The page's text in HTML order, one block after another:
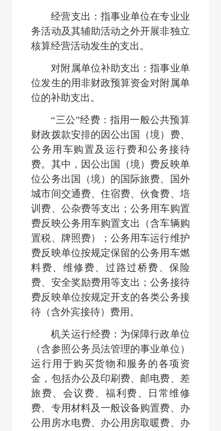
经营支出：指事业单位在专业业
务活动及其辅助活动之外开展非独立
核算经营活动发生的支出。
对附属单位补助支出：指事业单
位发生的用非财政预算资金对附属单
位的补助支出。
“三公”经费：指用一般公共预算
财政拨款安排的因公出国（境）费、
公务用车购置及运行费和公务接待
费。其中，因公出国（境）费反映单
位公务出国（境）的国际旅费、国外
城市间交通费、住宿费、伙食费、培
训费、公杂费等支出；公务用车购置
费反映公务用车购置支出（含车辆购
置税、牌照费）；公务用车运行维护
费反映单位按规定保留的公务用车燃
料费、维修费、过路过桥费、保险
费、安全奖励费用等支出；公务接待
费反映单位按规定开支的各类公务接
待（含外宾接待）费用。
机关运行经费：为保障行政单位
（含参照公务员法管理的事业单位）
运行用于购买货物和服务的各项资
金，包括办公及印刷费、邮电费、差
旅费、会议费、福利费、日常维修
费、专用材料及一般设备购置费、办
公用房水电费、办公用房取暖费、办